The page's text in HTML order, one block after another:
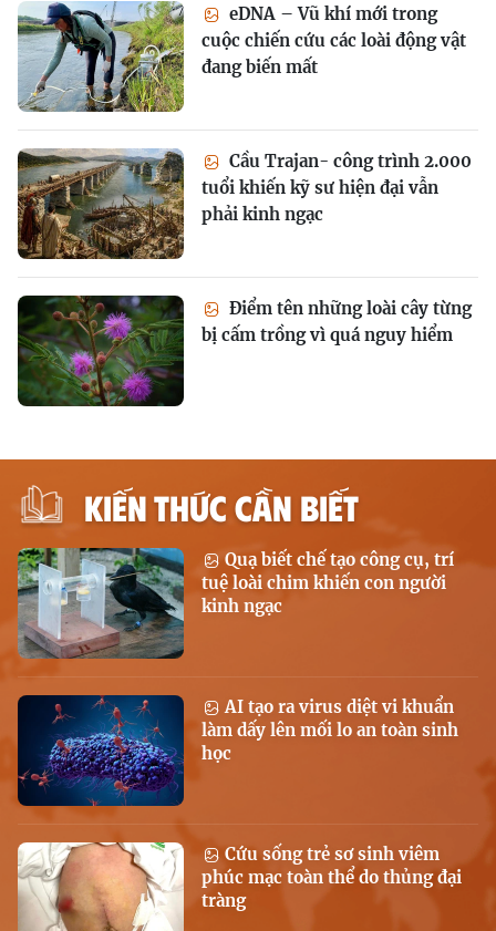
eDNA – Vũ khí mới trong
cuộc chiến cứu các loài động vật
đang biến mất
Cầu Trajan- công trình 2.000
tuổi khiến kỹ sư hiện đại vẫn
phải kinh ngạc
Điểm tên những loài cây từng
bị cấm trồng vì quá nguy hiểm
KIẾN THỨC CẦN BIẾT
Quạ biết chế tạo công cụ, trí
tuệ loài chim khiến con người
kinh ngạc
AI tạo ra virus diệt vi khuẩn
làm dấy lên mối lo an toàn sinh
học
Cứu sống trẻ sơ sinh viêm
phúc mạc toàn thể do thủng đại
tràng